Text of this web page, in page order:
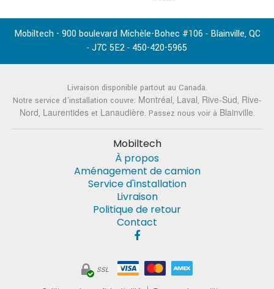
Mobiltech - 900 boulevard Michèle-Bohec #106 - Blainville, QC
- J7C 5E2 - 450-420-5965
Livraison disponible partout au Canada.
Notre service d'installation couvre: Montréal, Laval, Rive-Sud, Rive-
Nord, Laurentideset Lanaudière. Passez nous voir à Blainville.
Mobiltech
À propos
Aménagement de camion
Service d'installation
Livraison
Politique de retour
Contact
SSL